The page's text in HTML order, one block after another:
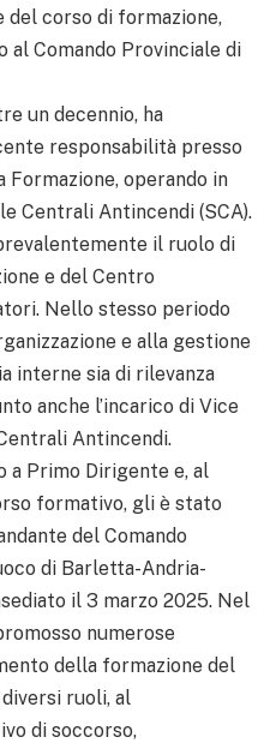
del corso di formazione,
al Comando Provinciale di
un decennio, ha
responsabilità presso
operando in
Centrali Antincendi (SCA).
il ruolo di
e del Centro
Nello stesso periodo
e alla gestione
interne sia di rilevanza
anche l’incarico di Vice
Antincendi.
a Primo Dirigente e, al
formativo, gli è stato
del Comando
di Barletta-Andria-
il 3 marzo 2025. Nel
numerose
della formazione del
ruoli, al
di soccorso,